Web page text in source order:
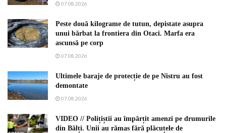
07.08.2026
Peste două kilograme de tutun, depistate asupra
unui bărbat la frontiera din Otaci. Marfa era
ascunsă pe corp
07.08.2026
Ultimele baraje de protecție de pe Nistru au fost
demontate
07.08.2026
VIDEO // Polițiștii au împărțit amenzi pe drumurile
din Bălți. Unii au rămas fără plăcuțele de